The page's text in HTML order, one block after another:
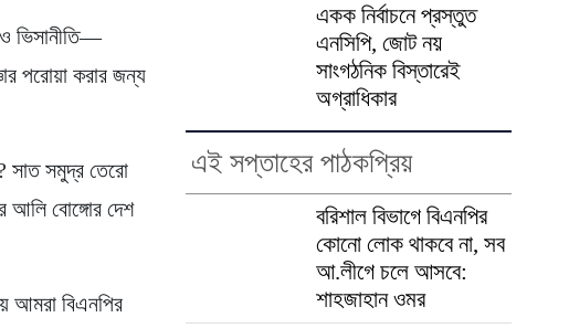
ভিসানীতি—
পরোয়া করার জন্য
সাত সমুদ্র তেরো
আলি বোঙ্গোর দেশ
আমরা বিএনপির
একক নির্বাচনে প্রস্তুত
এনসিপি, জোট নয়
সাংগঠনিক বিস্তারেই
অগ্রাধিকার
এই সপ্তাহের পাঠকপ্রিয়
বরিশাল বিভাগে বিএনপির
কোনো লোক থাকবে না, সব
আ.লীগে চলে আসবে:
শাহজাহান ওমর